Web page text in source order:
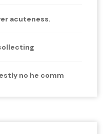
acuteness.
no he comm